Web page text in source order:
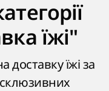
їжі"
їжі за